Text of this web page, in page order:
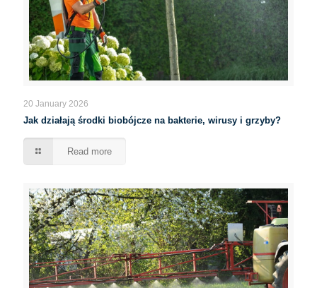
20 January 2026
Jak działają środki biobójcze na bakterie, wirusy i grzyby?
Read more